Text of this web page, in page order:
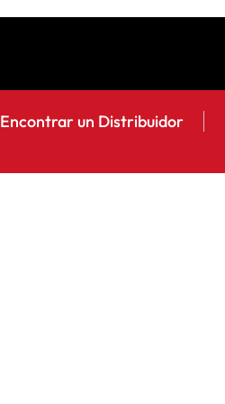
Encontrar un Distribuidor